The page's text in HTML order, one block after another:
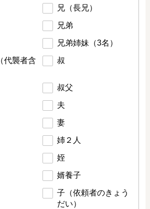
兄（長兄）
兄弟
兄弟姉妹（3名）
代襲者含
叔
叔父
夫
妻
姉２人
姪
婿養子
子（依頼者のきょう
だい）